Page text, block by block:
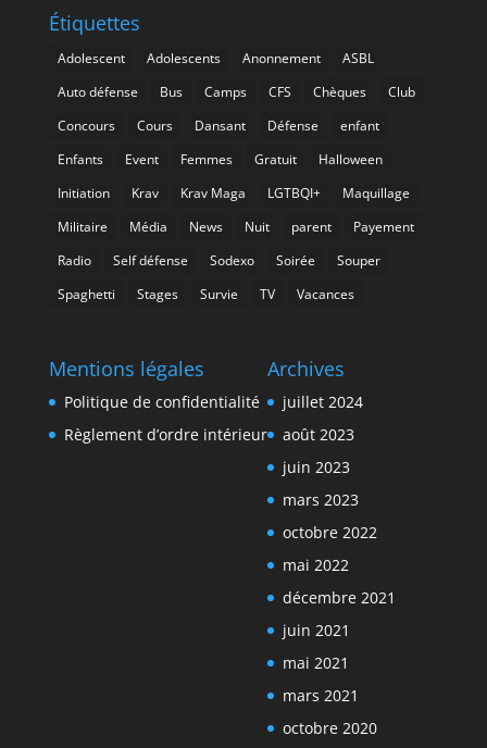
Étiquettes
Adolescent Adolescents Anonnement
ASBL
Auto défense
Bus Camps CFS Chèques
Club
Concours
Cours Dansant Défense
enfant
Enfants
Event Femmes Gratuit
Halloween
Initiation
Krav Krav Maga LGTBQI+
Maquillage
Militaire
Média News Nuit parent
Payement
Radio
Self défense Sodexo Soirée
Souper
Spaghetti
Stages Survie TV Vacances
Mentions légales
Politique de confidentialité
Règlement d’ordre intérieur
Archives
juillet 2024
août 2023
juin 2023
mars 2023
octobre 2022
mai 2022
décembre 2021
juin 2021
mai 2021
mars 2021
octobre 2020